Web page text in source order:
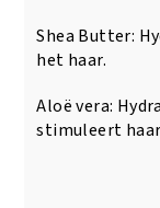
Shea Butter:
het haar.
Aloë vera:
stimuleert